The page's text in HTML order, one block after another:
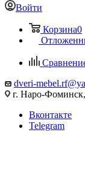
Войти
Корзина0
dveri-
г. Наро-
Вконтакте
Telegram